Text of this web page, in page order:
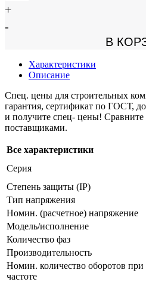
+
-
В
Характеристики
Описание
Спец. цены для строительных
гарантия, сертификат по ГОСТ,
и получите спец- цены!
поставщиками.
Все характеристики
Серия
Степень защиты (IP)
Тип напряжения
Номин. (расчетное) напряжение
Модель/исполнение
Количество фаз
Производительность
Номин. количество оборотов
частоте